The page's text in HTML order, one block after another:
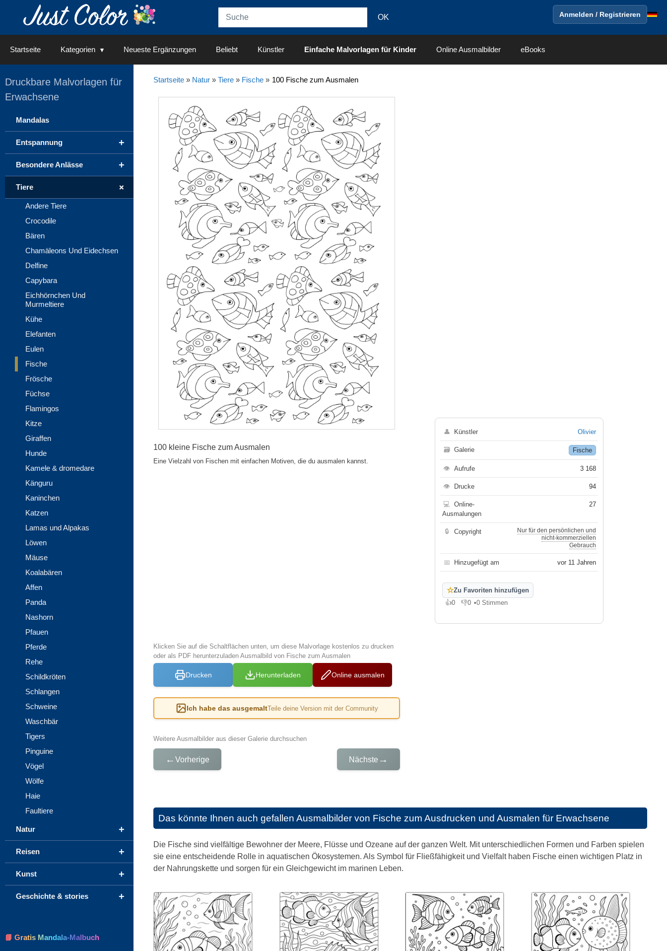
Anmelden / Registrieren
Startseite Kategorien Neueste Ergänzungen Beliebt Künstler Einfache Malvorlagen für Kinder Online Ausmalbilder eBooks
Startseite» Natur» Tiere» Fische» 100 Fische zum Ausmalen
100 kleine Fische zum Ausmalen
Eine Vielzahl von Fischen mit einfachen Motiven, die du ausmalen kannst.
Klicken Sie auf die Schaltflächen unten, um diese Malvorlage kostenlos zu drucken
oder als PDF herunterzuladen Ausmalbild von Fische zum Ausmalen
Drucken Herunterladen Online ausmalen
Ich habe das ausgemaltTeile deine Version mit der Community
Weitere Ausmalbilder aus dieser Galerie durchsuchen
← Vorherige Nächste →
👤 Künstler Olivier
🗃 Galerie Fische
👁 Aufrufe 3 168
👁 Drucke 94
💻
Online-
Ausmalungen
27
🔒 Copyright
Nur für den persönlichen und
nicht-kommerziellen
Gebrauch
📅 Hinzugefügt am vor 11 Jahren
☆Zu Favoriten hinzufügen
👍0
Gefällt mir
👎0
Gefällt mir nicht
•0 Stimmen
Das könnte Ihnen auch gefallen Ausmalbilder von Fische zum Ausdrucken und Ausmalen für Erwachsene
Die Fische sind vielfältige Bewohner der Meere, Flüsse und Ozeane auf der ganzen Welt. Mit unterschiedlichen Formen und Farben spielen
sie eine entscheidende Rolle in aquatischen Ökosystemen. Als Symbol für Fließfähigkeit und Vielfalt haben Fische einen wichtigen Platz in
der Nahrungskette und sorgen für ein Gleichgewicht im marinen Leben.
Druckbare Malvorlagen für
Erwachsene
Mandalas
+
Entspannung
+
Besondere Anlässe
+
Tiere
Andere Tiere
Crocodile
Bären
Chamäleons Und Eidechsen
Delfine
Capybara
Eichhörnchen Und
Murmeltiere
Kühe
Elefanten
Eulen
Fische
Frösche
Füchse
Flamingos
Kitze
Giraffen
Hunde
Kamele & dromedare
Känguru
Kaninchen
Katzen
Lamas und Alpakas
Löwen
Mäuse
Koalabären
Affen
Panda
Nashorn
Pfauen
Pferde
Rehe
Schildkröten
Schlangen
Schweine
Waschbär
Tigers
Pinguine
Vögel
Wölfe
Haie
Faultiere
+
Natur
+
Reisen
+
Kunst
+
Geschichte & stories
📘 Gratis Mandala-Malbuch